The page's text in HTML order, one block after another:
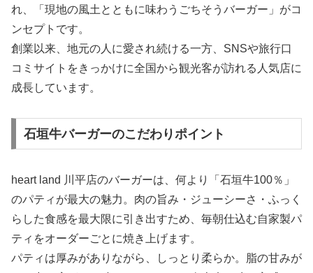
れ、「現地の風土とともに味わうごちそうバーガー」がコ
ンセプトです。
創業以来、地元の人に愛され続ける一方、SNSや旅行口
コミサイトをきっかけに全国から観光客が訪れる人気店に
成長しています。
石垣牛バーガーのこだわりポイント
heart land 川平店のバーガーは、何より「石垣牛100％」
のパティが最大の魅力。肉の旨み・ジューシーさ・ふっく
らした食感を最大限に引き出すため、毎朝仕込む自家製パ
ティをオーダーごとに焼き上げます。
パティは厚みがありながら、しっとり柔らか。脂の甘みが